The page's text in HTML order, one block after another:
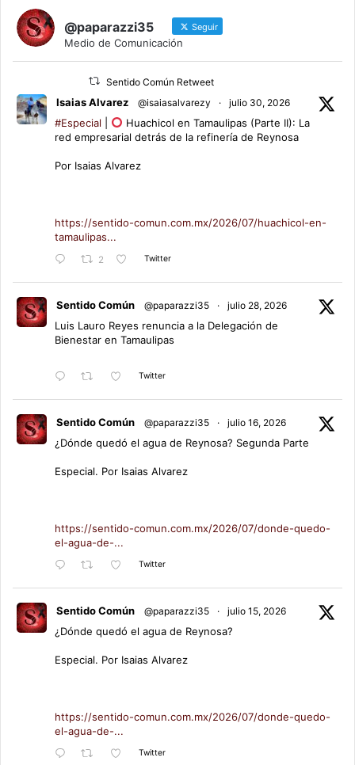
@paparazzi35 Seguir
Medio de Comunicación
Sentido Común Retweet
Isaias Alvarez @isaiasalvarezy · julio 30, 2026
#Especial
Huachicol en Tamaulipas (Parte II): La
red empresarial detrás de la refinería de Reynosa
Por Isaias Alvarez
https://sentido-comun.com.mx/2026/07/huachicol-en-
tamaulipas...
2 Twitter
Sentido Común @paparazzi35 · julio 28, 2026
Luis Lauro Reyes renuncia a la Delegación de
Bienestar en Tamaulipas
Twitter
Sentido Común @paparazzi35 · julio 16, 2026
¿Dónde quedó el agua de Reynosa? Segunda Parte
Especial. Por Isaias Alvarez
https://sentido-comun.com.mx/2026/07/donde-quedo-
el-agua-de-...
Twitter
Sentido Común @paparazzi35 · julio 15, 2026
¿Dónde quedó el agua de Reynosa?
Especial. Por Isaias Alvarez
https://sentido-comun.com.mx/2026/07/donde-quedo-
el-agua-de-...
Twitter